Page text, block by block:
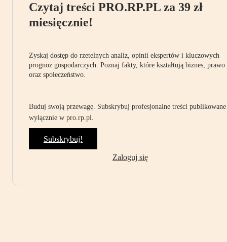
Czytaj treści PRO.RP.PL za 39 zł
miesięcznie!
Zyskaj dostęp do rzetelnych analiz, opinii ekspertów i kluczowych
prognoz gospodarczych. Poznaj fakty, które kształtują biznes, prawo
oraz społeczeństwo.
Buduj swoją przewagę. Subskrybuj profesjonalne treści publikowane
wyłącznie w pro.rp.pl.
Subskrybuj!
Zaloguj się